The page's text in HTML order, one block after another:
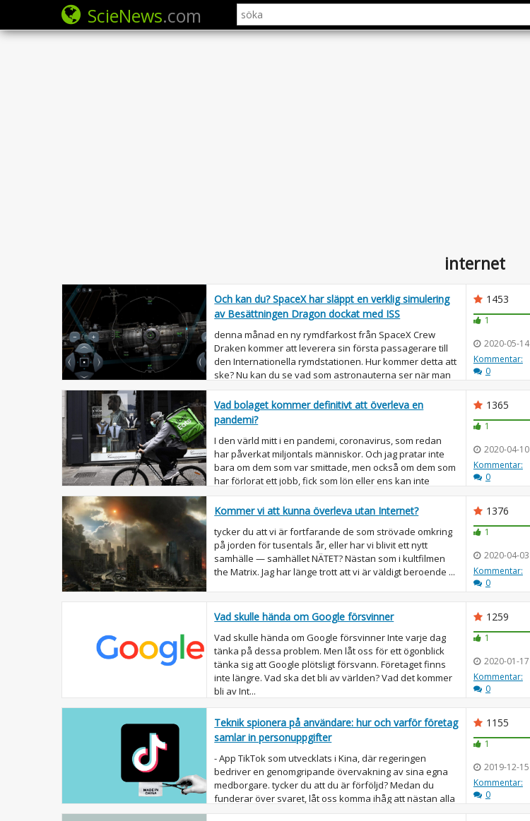
ScieNews.com
internet
Och kan du? SpaceX har släppt en verklig simulering
av Besättningen Dragon dockat med ISS
denna månad en ny rymdfarkost från SpaceX Crew
Draken kommer att leverera sin första passagerare till
den Internationella rymdstationen. Hur kommer detta att
ske? Nu kan du se vad som astronauterna ser när man
närmar sig ISS. Spac...
1453
1
2020-05-14
Kommentar:
0
Vad bolaget kommer definitivt att överleva en
pandemi?
I den värld mitt i en pandemi, coronavirus, som redan
har påverkat miljontals människor. Och jag pratar inte
bara om dem som var smittade, men också om dem som
har förlorat ett jobb, fick som lön eller ens kan inte
längre bedriva ...
1365
1
2020-04-10
Kommentar:
0
Kommer vi att kunna överleva utan Internet?
tycker du att vi är fortfarande de som strövade omkring
på jorden för tusentals år, eller har vi blivit ett nytt
samhälle — samhället NÄTET? Nästan som i kultfilmen
the Matrix. Jag har länge trott att vi är väldigt beroende ...
1376
1
2020-04-03
Kommentar:
0
Vad skulle hända om Google försvinner
Vad skulle hända om Google försvinner Inte varje dag
tänka på dessa problem. Men låt oss för ett ögonblick
tänka sig att Google plötsligt försvann. Företaget finns
inte längre. Vad ska det bli av världen? Vad det kommer
bli av Int...
1259
1
2020-01-17
Kommentar:
0
Teknik spionera på användare: hur och varför företag
samlar in personuppgifter
- App TikTok som utvecklats i Kina, där regeringen
bedriver en genomgripande övervakning av sina egna
medborgare. tycker du att du är förföljd? Medan du
funderar över svaret, låt oss komma ihåg att nästan alla
åtgärder är passiv ...
1155
1
2019-12-15
Kommentar:
0